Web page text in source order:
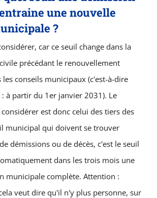
une nouvelle
?
car ce seuil change dans la
précédant le renouvellement
conseils municipaux (c'est-à-dire
​​à partir du 1er janvier 2031). Le
est donc celui des tiers des
municipal qui doivent se trouver
démissions ou de décès, c'est le seuil
dans les trois mois une
municipale complète. Attention :
veut dire qu'il n'y plus personne, sur